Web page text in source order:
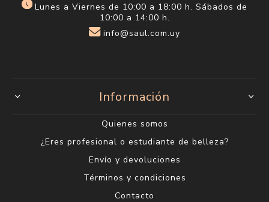
Lunes a Viernes de 10:00 a 18:00 h. Sábados de
10:00 a 14:00 h.
info@saul.com.uy
Información
Quienes somos
¿Eres profesional o estudiante de belleza?
Envío y devoluciones
Términos y condiciones
Contacto